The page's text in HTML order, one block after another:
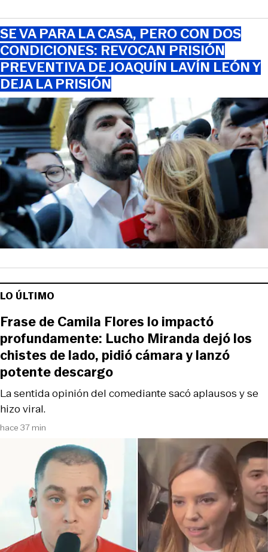
SE VA PARA LA CASA, PERO CON DOS
CONDICIONES: REVOCAN PRISIÓN
PREVENTIVA DE JOAQUÍN LAVÍN LEÓN Y
DEJA LA PRISIÓN
LO ÚLTIMO
hace 37 min
La sentida opinión del comediante sacó aplausos y se
hizo viral.
Frase de Camila Flores lo impactó
profundamente: Lucho Miranda dejó los
chistes de lado, pidió cámara y lanzó
potente descargo